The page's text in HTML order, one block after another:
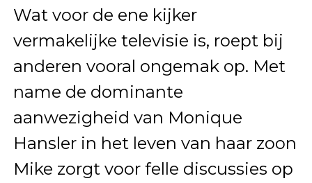
Wat voor de ene kijker
vermakelijke televisie is, roept bij
anderen vooral ongemak op. Met
name de dominante
aanwezigheid van Monique
Hansler in het leven van haar zoon
Mike zorgt voor felle discussies op